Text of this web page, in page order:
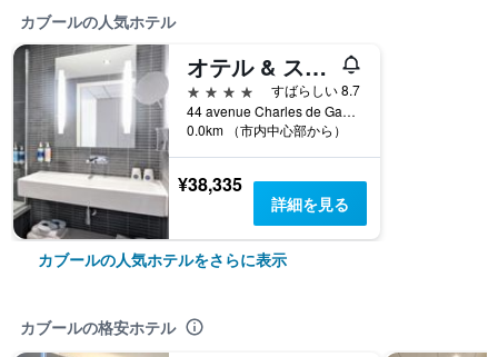
カブールの人気ホテル
オテル & スパ - タラジュール カブール
4つ星
すばらしい 8.7
44 avenue Charles de Gaulle, カブール, ノルマンディー地域圏, フランス
0.0km （市内中心部から）
¥38,335
詳細を見る
カブールの人気ホテルをさらに表示
カブールの格安ホテル